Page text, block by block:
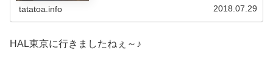
tatatoa.info 2018.07.29
HAL東京に行きましたねぇ～♪